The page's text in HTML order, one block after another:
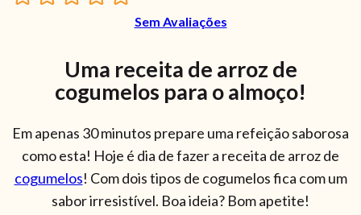
Sem Avaliações
Uma receita de arroz de
cogumelos para o almoço!
Em apenas 30 minutos prepare uma refeição saborosa
como esta! Hoje é dia de fazer a receita de arroz de
cogumelos! Com dois tipos de cogumelos fica com um
sabor irresistível. Boa ideia? Bom apetite!